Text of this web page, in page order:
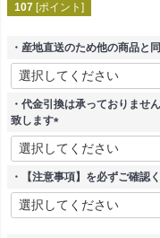
107 [ポイント]
・産地直送のため他の商品と
・代金引換は承っておりませ
致します
(
必
須
・【注意事項】を必ずご確認